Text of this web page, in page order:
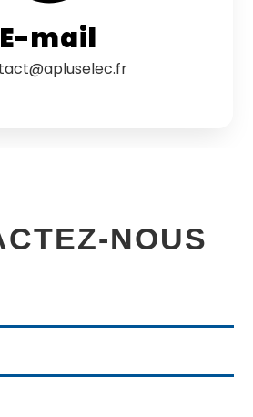
E-mail
NOUS